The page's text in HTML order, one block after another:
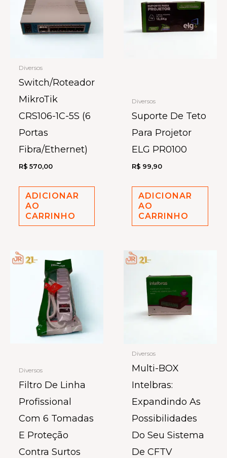
Diversos
Switch/Roteador
MikroTik
CRS106-1C-5S (6
Portas
Fibra/Ethernet)
R$ 570,00
ADICIONAR
AO
CARRINHO
Diversos
Suporte De Teto
Para Projetor
ELG PR0100
R$ 99,90
ADICIONAR
AO
CARRINHO
Diversos
Filtro De Linha
Profissional
Com 6 Tomadas
E Proteção
Contra Surtos
Diversos
Multi-BOX
Intelbras:
Expandindo As
Possibilidades
Do Seu Sistema
De CFTV